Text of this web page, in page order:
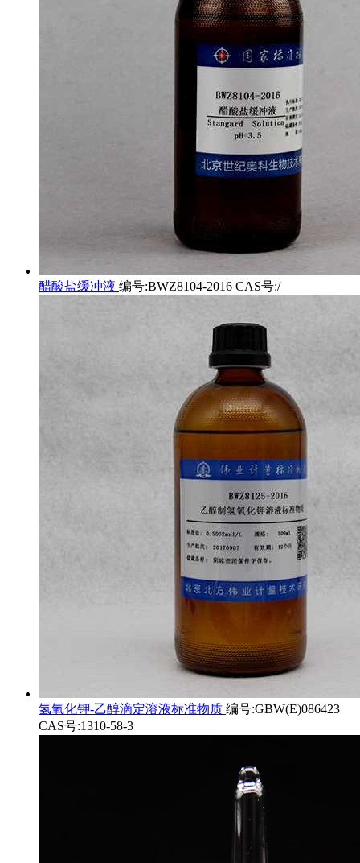
醋酸盐缓冲液 编号:BWZ8104-2016 CAS号:/
氢氧化钾-乙醇滴定溶液标准物质 编号:GBW(E)086423
CAS号:1310-58-3